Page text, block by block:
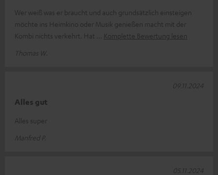
Wer weiß was er braucht und auch grundsätzlich einsteigen
möchte ins Heimkino oder Musik genießen macht mit der
Kombi nichts verkehrt. Hat
Komplette Bewertung lesen
Thomas W.
Alles gut
Alles super
Manfred P.
09.11.2024
05.11.2024